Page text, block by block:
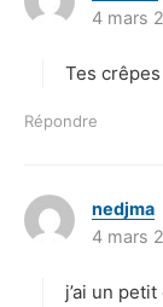
i
4 mars
Tes
Répondre
nedjma
i
4 mars
j’ai un